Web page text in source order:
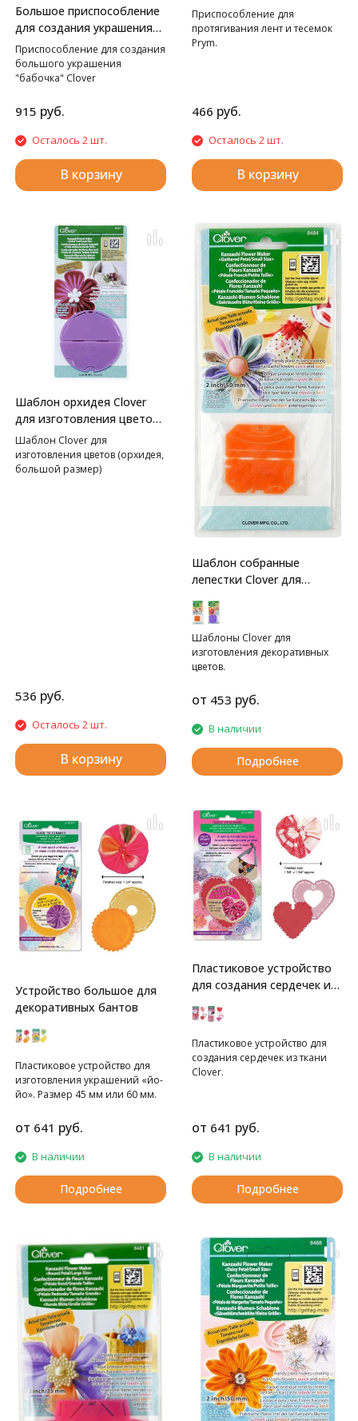
Большое приспособление
для создания украшения
Бабочка Clover
Приспособление для создания
большого украшения
"бабочка" Clover
915 руб.
Осталось 2 шт.
В корзину
ТЕСЕМОК PRYM
Приспособление для
протягивания лент и тесемок
Prym.
466 руб.
Осталось 2 шт.
В корзину
Шаблон орхидея Clover
для изготовления цветов
(большой размер)
Шаблон Clover для
изготовления цветов (орхидея,
большой размер)
536 руб.
Осталось 2 шт.
В корзину
Шаблон собранные
лепестки Clover для
декоративных цветов
Шаблоны Clover для
изготовления декоративных
цветов.
от 453 руб.
В наличии
Подробнее
Устройство большое для
декоративных бантов
Пластиковое устройство для
изготовления украшений «йо-
йо». Размер 45 мм или 60 мм.
от 641 руб.
В наличии
Подробнее
Пластиковое устройство
для создания сердечек из
Пластиковое устройство для
создания сердечек из ткани
Clover.
от 641 руб.
В наличии
Подробнее